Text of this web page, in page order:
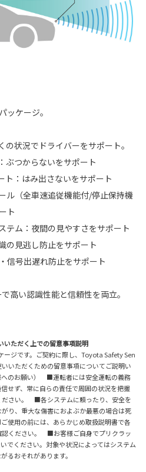
ッケージ。
の状況でドライバーをサポート。
ぶつからないをサポート
：はみ出さないをサポート
ル（全車速追従機能付/停止保持機
ト
テム：夜間の見やすさをサポート
の見逃し防止をサポート
信号出遅れ防止をサポート
高い認識性能と信頼性を両立。
ただく上での留意事項説明
ジです。ご契約に際し、Toyota Safety Sen
いただくための留意事項についてご説明い
へのお願い） ■運転者には安全運転の義務
せず、常に自らの責任で周囲の状況を把握
ださい。 ■各システムに頼ったり、安全を
り、重大な傷害におよぶか最悪の場合は死
用の前には、あらかじめ取扱説明書で各
認ください。 ■お客様ご自身でプリクラッ
でください。対象や状況によってはシステム
るおそれがあります。